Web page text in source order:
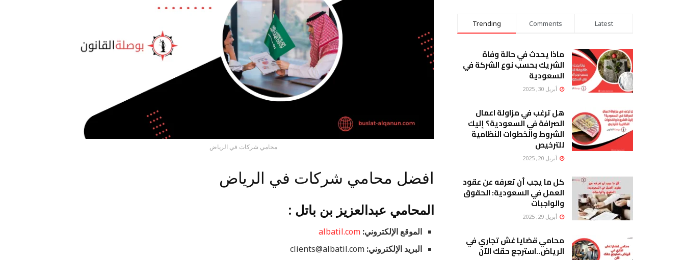
محامي شركات في الرياض
افضل محامي شركات في الرياض
المحامي عبدالعزيز بن باتل :
الموقع الإلكتروني: albatil.com
البريد الإلكتروني:
Trending Comments Latest
ماذا يحدث في حالة وفاة
الشريك بحسب نوع الشركة في
السعودية
أبريل 30, 2025
هل ترغب في مزاولة اعمال
الصرافة في السعودية؟ إليك
الشروط والخطوات النظامية
للترخيص
أبريل 20, 2025
كل ما يجب أن تعرفه عن عقود
العمل في السعودية: الحقوق
والواجبات
أبريل 29, 2025
محامي قضايا غش تجاري في
الرياض..استرجع حقك الآن